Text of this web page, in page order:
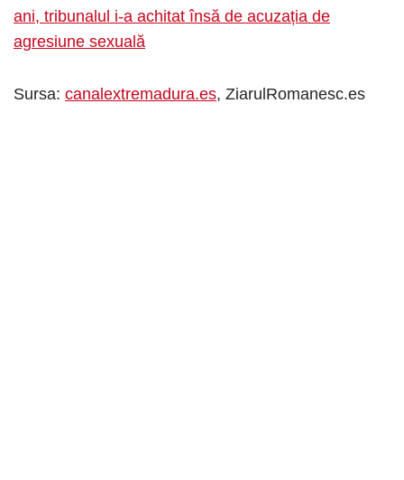
ani, tribunalul i-a achitat însă de acuzația de
agresiune sexuală
Sursa: canalextremadura.es, ZiarulRomanesc.es